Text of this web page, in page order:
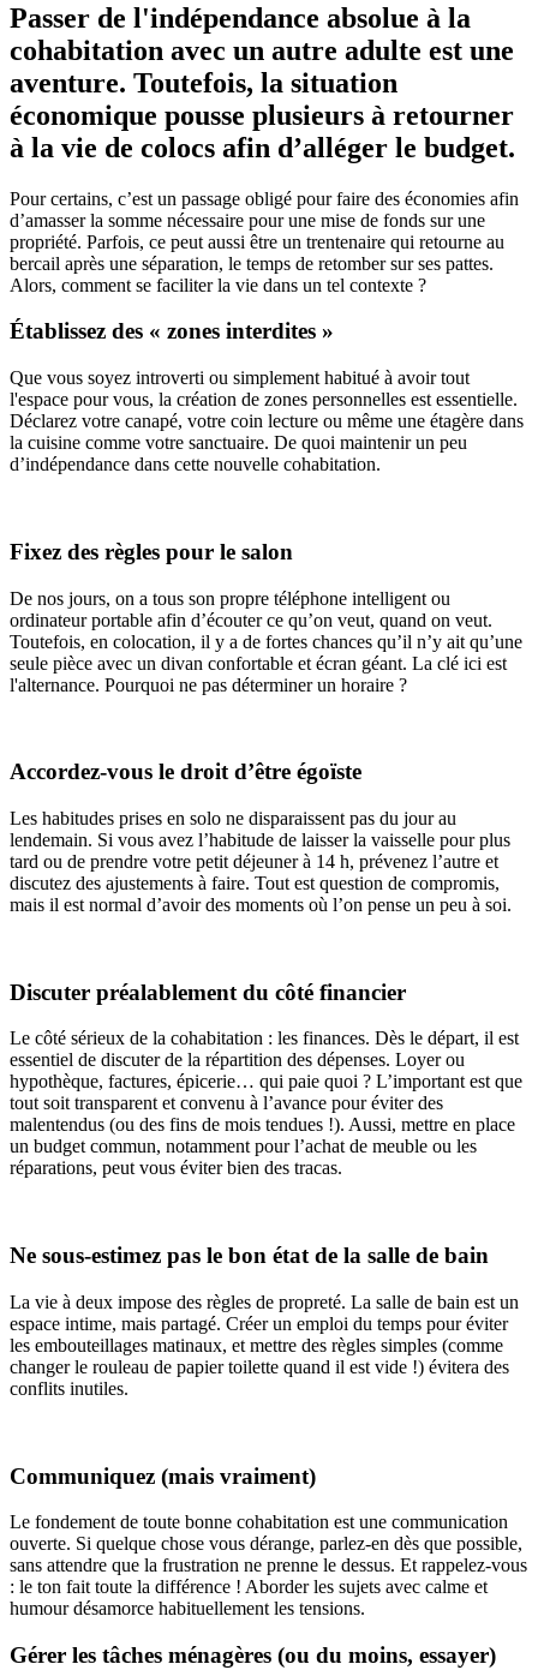
Passer de l'indépendance absolue à la
cohabitation avec un autre adulte est une
aventure. Toutefois, la situation
économique pousse plusieurs à retourner
à la vie de colocs afin d’alléger le budget.
Pour certains, c’est un passage obligé pour faire des économies afin
d’amasser la somme nécessaire pour une mise de fonds sur une
propriété. Parfois, ce peut aussi être un trentenaire qui retourne au
bercail après une séparation, le temps de retomber sur ses pattes.
Alors, comment se faciliter la vie dans un tel contexte ?
Établissez des « zones interdites »
Que vous soyez introverti ou simplement habitué à avoir tout
l'espace pour vous, la création de zones personnelles est essentielle.
Déclarez votre canapé, votre coin lecture ou même une étagère dans
la cuisine comme votre sanctuaire. De quoi maintenir un peu
d’indépendance dans cette nouvelle cohabitation.
Fixez des règles pour le salon
De nos jours, on a tous son propre téléphone intelligent ou
ordinateur portable afin d’écouter ce qu’on veut, quand on veut.
Toutefois, en colocation, il y a de fortes chances qu’il n’y ait qu’une
seule pièce avec un divan confortable et écran géant. La clé ici est
l'alternance. Pourquoi ne pas déterminer un horaire ?
Accordez-vous le droit d’être égoïste
Les habitudes prises en solo ne disparaissent pas du jour au
lendemain. Si vous avez l’habitude de laisser la vaisselle pour plus
tard ou de prendre votre petit déjeuner à 14 h, prévenez l’autre et
discutez des ajustements à faire. Tout est question de compromis,
mais il est normal d’avoir des moments où l’on pense un peu à soi.
Discuter préalablement du côté financier
Le côté sérieux de la cohabitation : les finances. Dès le départ, il est
essentiel de discuter de la répartition des dépenses. Loyer ou
hypothèque, factures, épicerie… qui paie quoi ? L’important est que
tout soit transparent et convenu à l’avance pour éviter des
malentendus (ou des fins de mois tendues !). Aussi, mettre en place
un budget commun, notamment pour l’achat de meuble ou les
réparations, peut vous éviter bien des tracas.
Ne sous-estimez pas le bon état de la salle de bain
La vie à deux impose des règles de propreté. La salle de bain est un
espace intime, mais partagé. Créer un emploi du temps pour éviter
les embouteillages matinaux, et mettre des règles simples (comme
changer le rouleau de papier toilette quand il est vide !) évitera des
conflits inutiles.
Communiquez (mais vraiment)
Le fondement de toute bonne cohabitation est une communication
ouverte. Si quelque chose vous dérange, parlez-en dès que possible,
sans attendre que la frustration ne prenne le dessus. Et rappelez-vous
: le ton fait toute la différence ! Aborder les sujets avec calme et
humour désamorce habituellement les tensions.
Gérer les tâches ménagères (ou du moins, essayer)